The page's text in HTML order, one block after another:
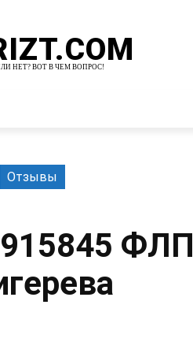
НЕТ? ВОТ В ЧЕМ ВОПРОС!
Отзывы
ФЛП